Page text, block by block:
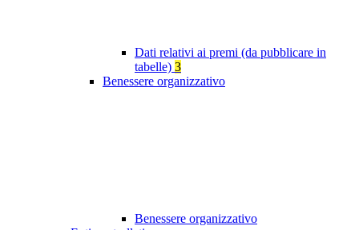
Dati relativi ai premi (da pubblicare in
tabelle) 3
Benessere organizzativo
Benessere organizzativo